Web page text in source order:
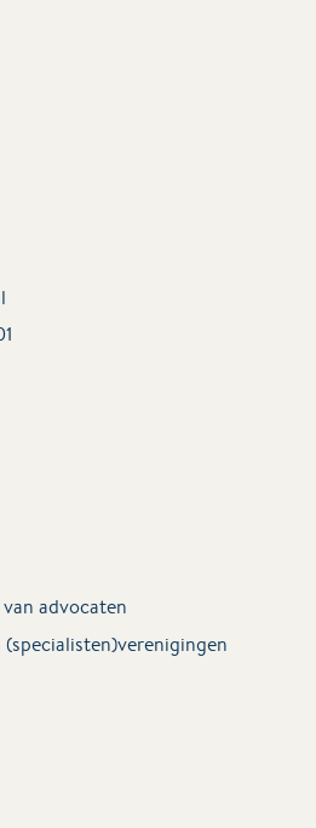
advocaten